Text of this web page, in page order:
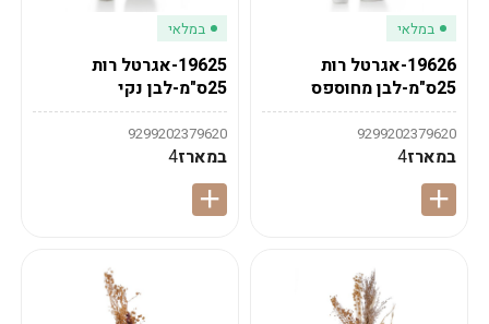
במלאי
19626-אגרטל רות
25ס"מ-לבן מחוספס
9299202379620
במארז4
במלאי
19625-אגרטל רות
25ס"מ-לבן נקי
9299202379620
במארז4